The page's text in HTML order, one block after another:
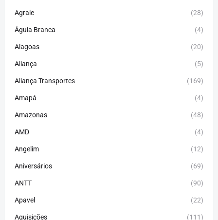
Agrale (28)
Águia Branca (4)
Alagoas (20)
Aliança (5)
Aliança Transportes (169)
Amapá (4)
Amazonas (48)
AMD (4)
Angelim (12)
Aniversários (69)
ANTT (90)
Apavel (22)
Aquisições (111)